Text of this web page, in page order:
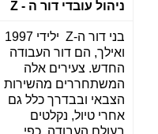
ניהול עובדי דור ה - Z
בני דור ה-Z ילידי 1997
ואילך, הם דור העבודה
החדש. צעירים אלה
המשתחררים מהשירות
הצבאי ובבדרך כלל גם
אחרי טיול, נקלטים
בעולם העבודה. כפי